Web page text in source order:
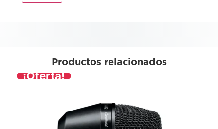
Productos relacionados
¡Oferta!